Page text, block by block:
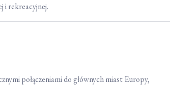
i rekreacyjnej.
połączeniami do głównych miast Europy,